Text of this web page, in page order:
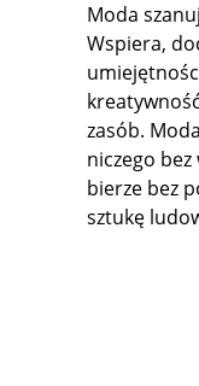
Moda
Wspiera,
zasób.
niczego
bierze bez
sztukę